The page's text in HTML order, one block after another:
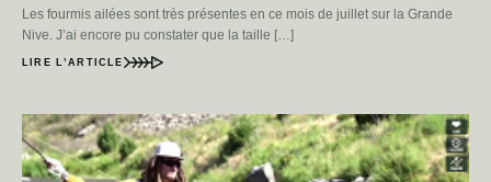
Les fourmis ailées sont très présentes en ce mois de juillet sur la Grande
Nive. J’ai encore pu constater que la taille […]
LIRE L’ARTICLE